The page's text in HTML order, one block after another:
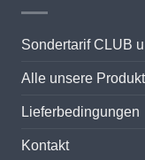
Sondertarif CLUB
Alle unsere
Lieferbedingungen
Kontakt